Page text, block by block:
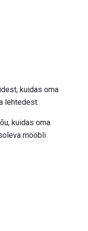
kuidas oma
lehtedest.
kuidas oma
mööbli